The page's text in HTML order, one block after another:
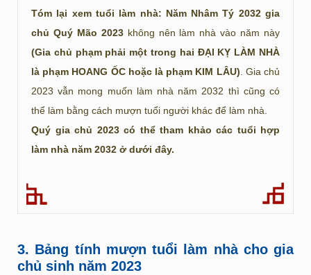
Tóm lại xem tuổi làm nhà: Năm Nhâm Tý 2032 gia
chủ Quý Mão 2023không nên làm nhà vào năm này
(Gia chủ phạm phải một trong hai ĐẠI KỴ LÀM NHÀ
là phạm HOANG ỐC hoặc là phạm KIM LÂU) . Gia chủ
2023 vẫn mong muốn làm nhà năm 2032 thì cũng có
thể làm bằng cách mượn tuổi người khác để làm nhà.
Quý gia chủ 2023 có thể tham khảo các tuổi hợp
làm nhà năm 2032 ở dưới đây.
3. Bảng tính mượn tuổi làm nhà cho gia
chủ sinh năm 2023